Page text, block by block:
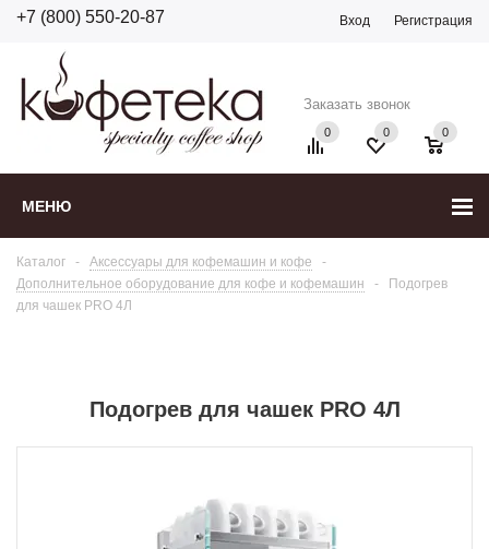
+7 (800) 550-20-87 Вход Регистрация
МЕНЮ
Заказать звонок
0 0
0
Каталог - Аксессуары для кофемашин и кофе
-
Дополнительное оборудование для кофе и кофемашин
-
Подогрев
для чашек PRO 4Л
Подогрев для чашек PRO 4Л